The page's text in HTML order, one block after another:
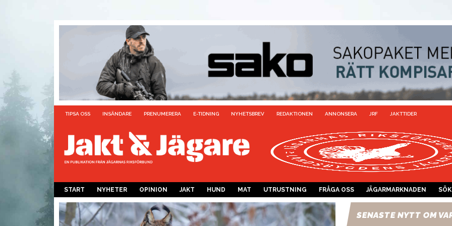
TIPSA OSS INSÄNDARE PRENUMERERA E-TIDNING NYHETSBREV REDAKTIONEN ANNONSERA JRF JAKTTIDER
START NYHETER OPINION JAKT HUND MAT UTRUSTNING FRÅGA OSS JÄGARMARKNADEN SÖK
SENASTE NYTT OM